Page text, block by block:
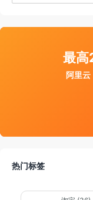
最
阿里云
热门标签